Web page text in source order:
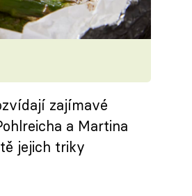
zajímavé
a Martina
jejich triky